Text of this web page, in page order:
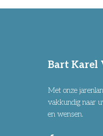
Bart Karel
Met onze
vakkundig naar
en wensen.